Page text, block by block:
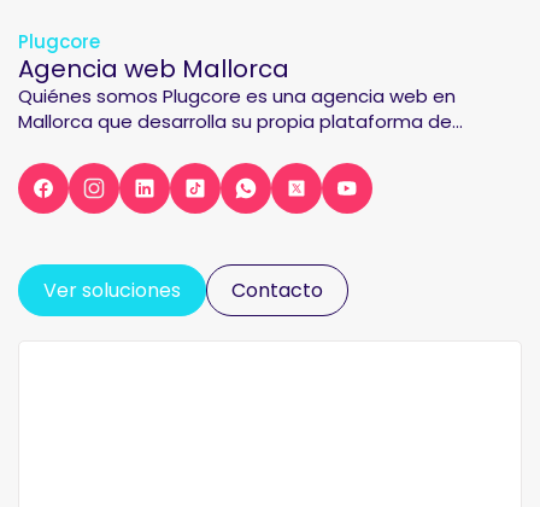
Plugcore
Agencia web Mallorca
Quiénes somos Plugcore es una agencia web en
Mallorca que desarrolla su propia plataforma de...
Ver soluciones Contacto